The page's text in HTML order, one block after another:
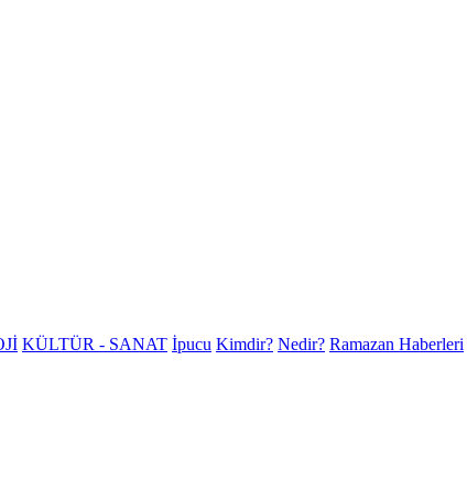
KÜLTÜR - SANAT İpucu Kimdir? Nedir? Ramazan Haberleri